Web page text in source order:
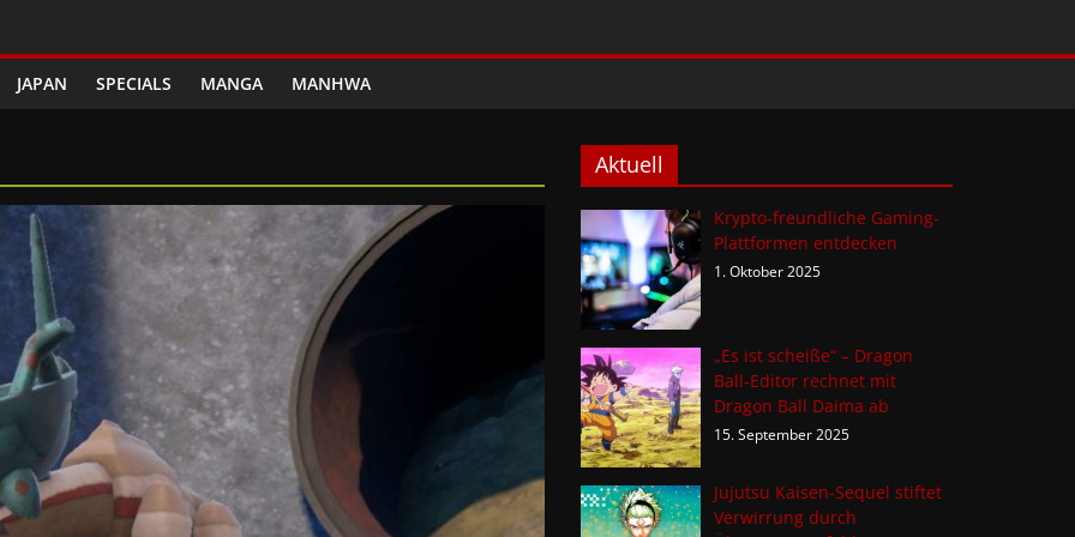
JAPAN SPECIALS MANGA MANHWA
Aktuell
Krypto-freundliche Gaming-
Plattformen entdecken
1. Oktober 2025
„Es ist scheiße“ – Dragon
Ball-Editor rechnet mit
Dragon Ball Daima ab
15. September 2025
Jujutsu Kaisen-Sequel stiftet
Verwirrung durch